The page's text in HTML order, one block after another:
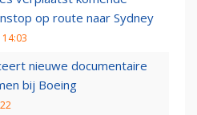
op route naar Sydney
nieuwe documentaire
bij Boeing